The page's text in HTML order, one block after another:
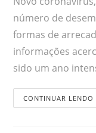
número de
formas de
informações
sido um ano
CONTINUAR LENDO